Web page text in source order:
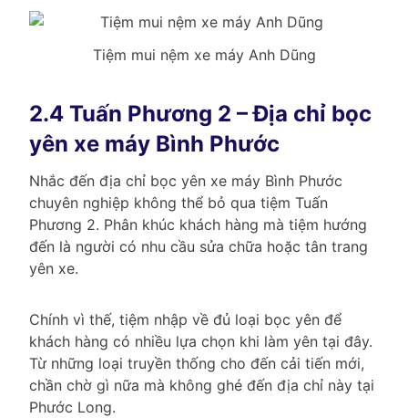
Tiệm mui nệm xe máy Anh Dũng
2.4 Tuấn Phương 2 – Địa chỉ bọc
yên xe máy Bình Phước
Nhắc đến địa chỉ bọc yên xe máy Bình Phước
chuyên nghiệp không thể bỏ qua tiệm Tuấn
Phương 2. Phân khúc khách hàng mà tiệm hướng
đến là người có nhu cầu sửa chữa hoặc tân trang
yên xe.
Chính vì thế, tiệm nhập về đủ loại bọc yên để
khách hàng có nhiều lựa chọn khi làm yên tại đây.
Từ những loại truyền thống cho đến cải tiến mới,
chần chờ gì nữa mà không ghé đến địa chỉ này tại
Phước Long.